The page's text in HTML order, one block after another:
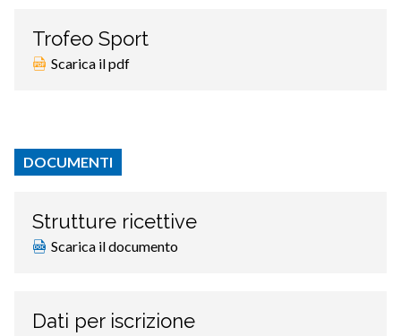
Trofeo Sport
Scarica il pdf
DOCUMENTI
Strutture ricettive
Scarica il documento
Dati per iscrizione